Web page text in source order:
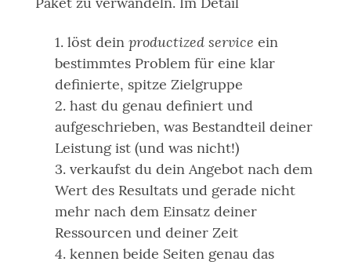
löst dein productized service ein
bestimmtes Problem für eine klar
definierte, spitze Zielgruppe
hast du genau definiert und
aufgeschrieben, was Bestandteil deiner
Leistung ist (und was nicht!)
verkaufst du dein Angebot nach dem
Wert des Resultats und gerade nicht
mehr nach dem Einsatz deiner
Ressourcen und deiner Zeit
kennen beide Seiten genau das